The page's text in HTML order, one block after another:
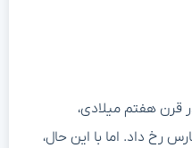
قرن هفتم میلادی،
رخ داد. اما با این حال،